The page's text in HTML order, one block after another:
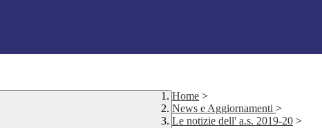
Home >
News e Aggiornamenti >
Le notizie dell' a.s. 2019-20 >